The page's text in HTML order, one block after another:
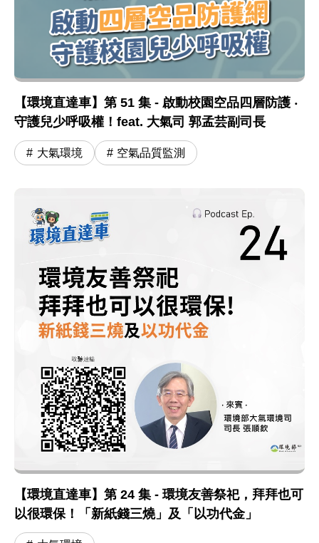
【環境直達車】第 51 集 - 啟動校園空品四層防護 ‧
守護兒少呼吸權！feat. 大氣司 郭孟芸副司長
大氣環境 空氣品質監測
【環境直達車】第 24 集 - 環境友善祭祀，拜拜也可
以很環保！「新紙錢三燒」及「以功代金」